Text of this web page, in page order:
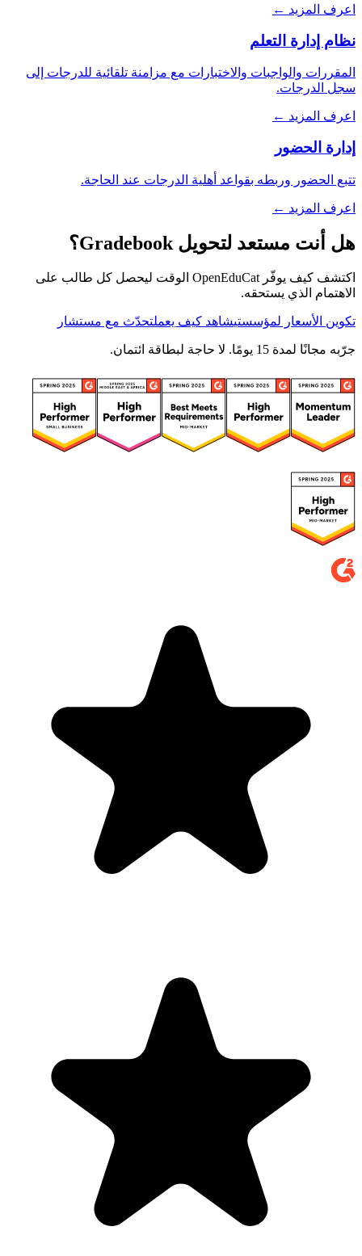
اعرف المزيد ←
نظام إدارة التعلم
المقررات والواجبات والاختبارات مع مزامنة تلقائية للدرجات إلى
سجل الدرجات.
اعرف المزيد ←
إدارة الحضور
تتبع الحضور وربطه بقواعد أهلية الدرجات عند الحاجة.
اعرف المزيد ←
هل أنت مستعد لتحويل Gradebook؟
اكتشف كيف يوفّر OpenEduCat الوقت ليحصل كل طالب على
الاهتمام الذي يستحقه.
تكوين الأسعار لمؤسستيشاهد كيف يعملتحدّث مع مستشار
جرّبه مجانًا لمدة 15 يومًا. لا حاجة لبطاقة ائتمان.